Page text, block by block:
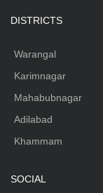
DISTRICTS
Warangal
Karimnagar
Mahabubnagar
Adilabad
Khammam
SOCIAL